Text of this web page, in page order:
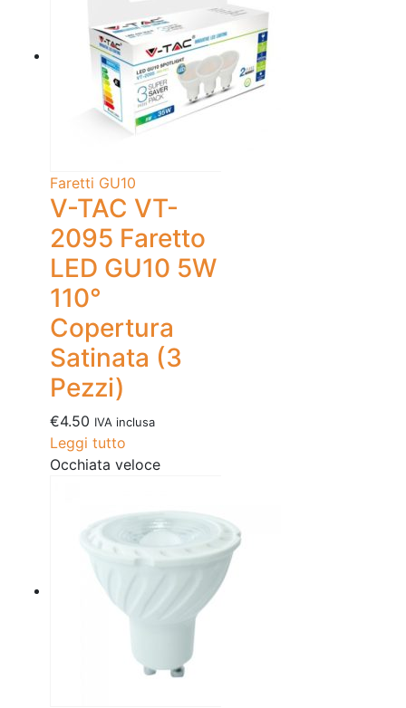
Faretti GU10
V-TAC VT-
2095 Faretto
LED GU10 5W
110°
Copertura
Satinata (3
Pezzi)
€4.50 IVA inclusa
Leggi tutto
Occhiata veloce